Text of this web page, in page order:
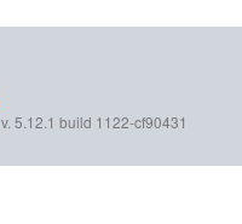
v. 5.12.1 build 1122-cf90431